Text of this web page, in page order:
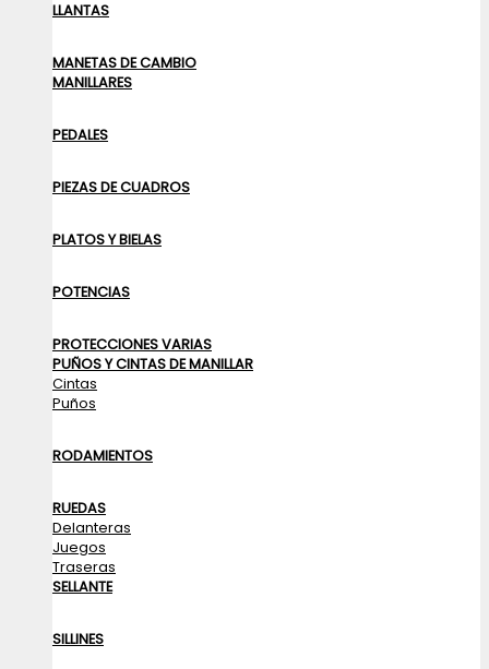
LLANTAS
MANETAS DE CAMBIO
MANILLARES
PEDALES
PIEZAS DE CUADROS
PLATOS Y BIELAS
POTENCIAS
PROTECCIONES VARIAS
PUÑOS Y CINTAS DE MANILLAR
Cintas
Puños
RODAMIENTOS
RUEDAS
Delanteras
Juegos
Traseras
SELLANTE
SILLINES